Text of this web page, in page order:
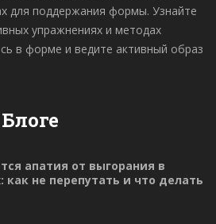
для поддержания формы. Узнайте
упражнениях и методах
в форме и ведите активный образ
апатия от выгорания в
как не перепутать и что делать